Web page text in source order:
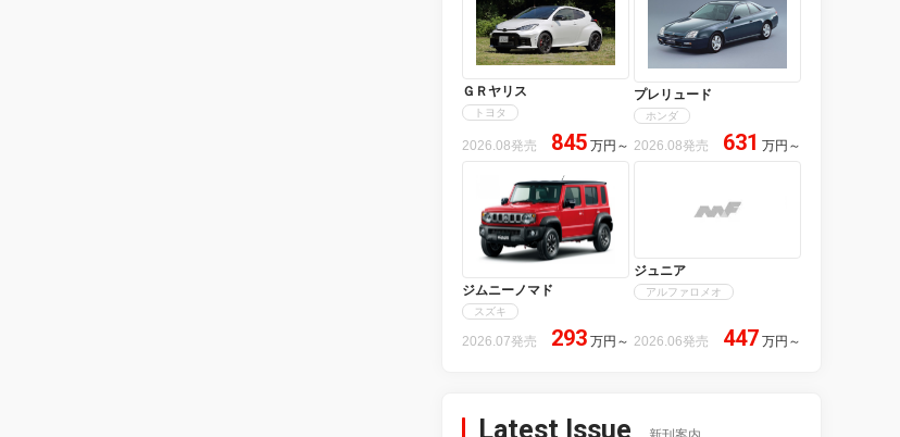
ＧＲヤリス
トヨタ
2026.08発売 845 万円 ～
プレリュード
ホンダ
2026.08発売 631 万円 ～
ジムニーノマド
スズキ
2026.07発売 293 万円 ～
ジュニア
アルファロメオ
2026.06発売 447 万円 ～
Latest Issue